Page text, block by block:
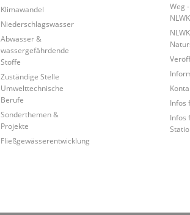
Klimawandel
Niederschlagswasser
Abwasser &
wassergefährdende
Stoffe
Zuständige Stelle
Umwelttechnische
Berufe
Sonderthemen &
Projekte
Fließgewässerentwicklung
Weg
Infos
Infos